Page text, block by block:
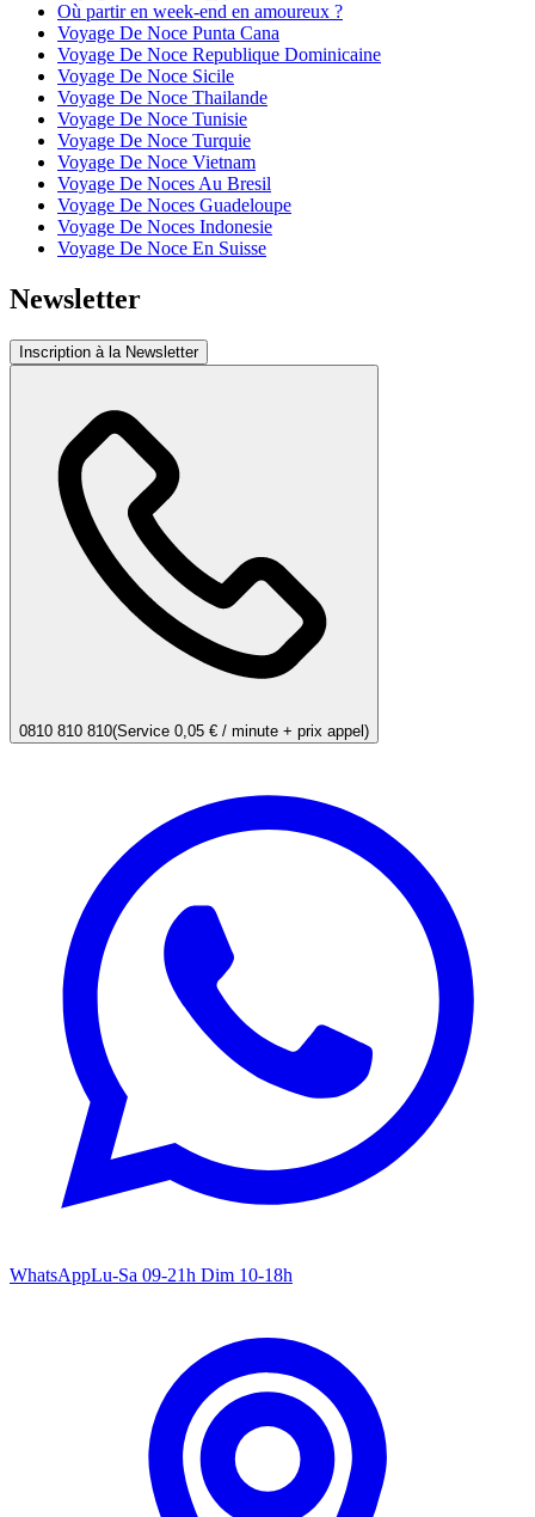
Où partir en week-end en amoureux ?
Voyage De Noce Punta Cana
Voyage De Noce Republique Dominicaine
Voyage De Noce Sicile
Voyage De Noce Thailande
Voyage De Noce Tunisie
Voyage De Noce Turquie
Voyage De Noce Vietnam
Voyage De Noces Au Bresil
Voyage De Noces Guadeloupe
Voyage De Noces Indonesie
Voyage De Noce En Suisse
Newsletter
Inscription à la Newsletter
0810 810 810(Service 0,05 € / minute + prix appel)
WhatsAppLu-Sa 09-21h Dim 10-18h